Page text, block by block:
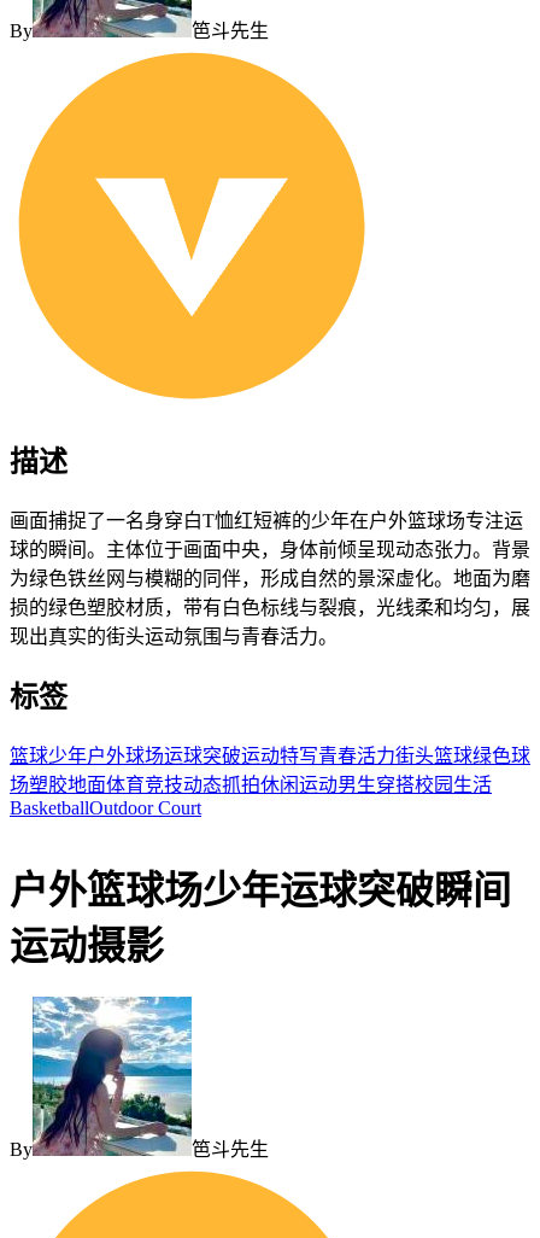
By 笆斗先生
描述
画面捕捉了一名身穿白T恤红短裤的少年在户外篮球场专注运
球的瞬间。主体位于画面中央，身体前倾呈现动态张力。背景
为绿色铁丝网与模糊的同伴，形成自然的景深虚化。地面为磨
损的绿色塑胶材质，带有白色标线与裂痕，光线柔和均匀，展
现出真实的街头运动氛围与青春活力。
标签
篮球少年户外球场运球突破运动特写青春活力街头篮球绿色球
场塑胶地面体育竞技动态抓拍休闲运动男生穿搭校园生活
BasketballOutdoor Court
户外篮球场少年运球突破瞬间
运动摄影
By 笆斗先生